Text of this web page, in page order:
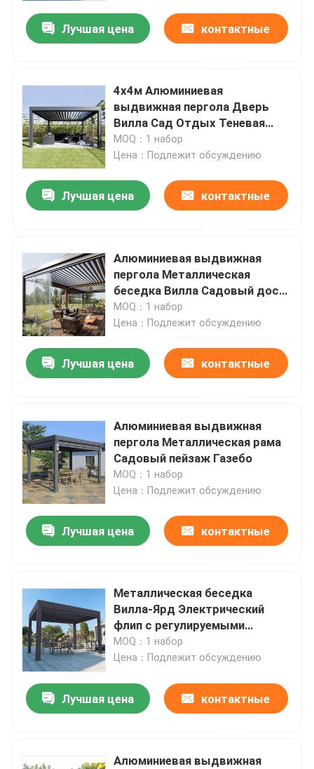
Лучшая цена контактные
4х4м Алюминиевая
выдвижная пергола Дверь
Вилла Сад Отдых Теневая
беседка
MOQ：1 набор
Цена：Подлежит обсуждению
Лучшая цена контактные
Алюминиевая выдвижная
пергола Металлическая
беседка Вилла Садовый досуг
тень Пергола
MOQ：1 набор
Цена：Подлежит обсуждению
Лучшая цена контактные
Алюминиевая выдвижная
пергола Металлическая рама
Садовый пейзаж Газебо
MOQ：1 набор
Цена：Подлежит обсуждению
Лучшая цена контактные
Металлическая беседка
Вилла-Ярд Электрический
флип с регулируемыми
подвесками Алюминиевые
перголы
MOQ：1 набор
Цена：Подлежит обсуждению
Лучшая цена контактные
Алюминиевая выдвижная